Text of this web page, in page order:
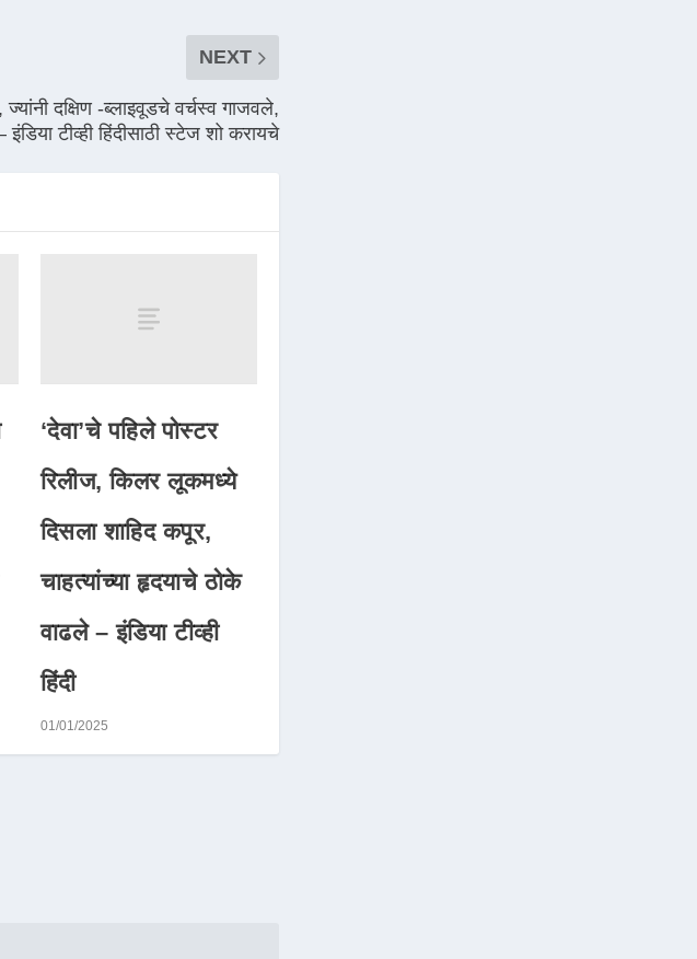
NEXT
दक्षिण -ब्लाइवूडचे वर्चस्व गाजवले,
टीव्ही हिंदीसाठी स्टेज शो करायचे
‘देवा’चे पहिले पोस्टर
रिलीज, किलर लूकमध्ये
दिसला शाहिद कपूर,
चाहत्यांच्या हृदयाचे ठोके
वाढले – इंडिया टीव्ही
हिंदी
01/01/2025